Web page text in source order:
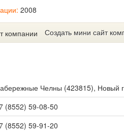
2008
Создать мини сайт
Челны (423815), Новый
(8552) 59-08-50
(8552) 59-91-20